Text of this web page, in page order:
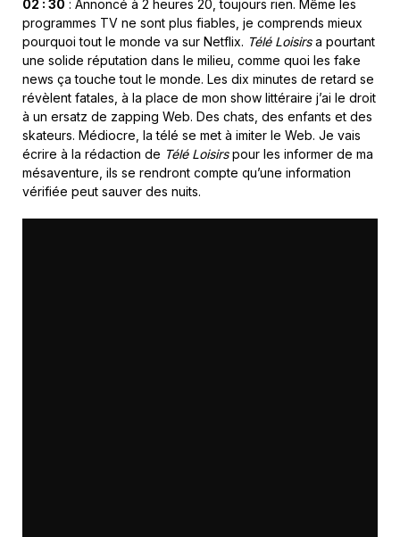
02 : 30 : Annoncé à 2 heures 20, toujours rien. Même les
programmes TV ne sont plus fiables, je comprends mieux
pourquoi tout le monde va sur Netflix. Télé Loisirsa pourtant
une solide réputation dans le milieu, comme quoi les fake
news ça touche tout le monde. Les dix minutes de retard se
révèlent fatales, à la place de mon show littéraire j’ai le droit
à un ersatz de zapping Web. Des chats, des enfants et des
skateurs. Médiocre, la télé se met à imiter le Web. Je vais
écrire à la rédaction de Télé Loisirspour les informer de ma
mésaventure, ils se rendront compte qu’une information
vérifiée peut sauver des nuits.